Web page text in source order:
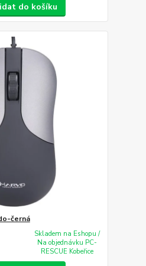
do košíku
černá
Skladem na Eshopu /
Na objednávku PC-
RESCUE Kobeřice